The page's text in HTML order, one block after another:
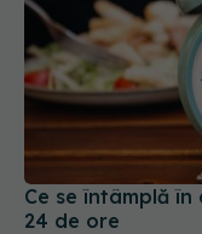
Ce se întâmplă
24 de ore